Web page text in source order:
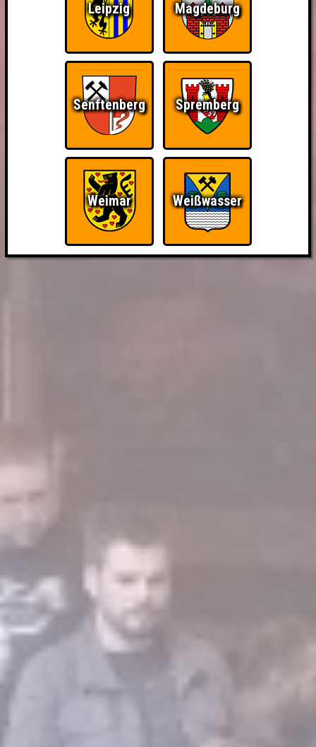
Leipzig Magdeburg
Senftenberg Spremberg
Weimar Weißwasser